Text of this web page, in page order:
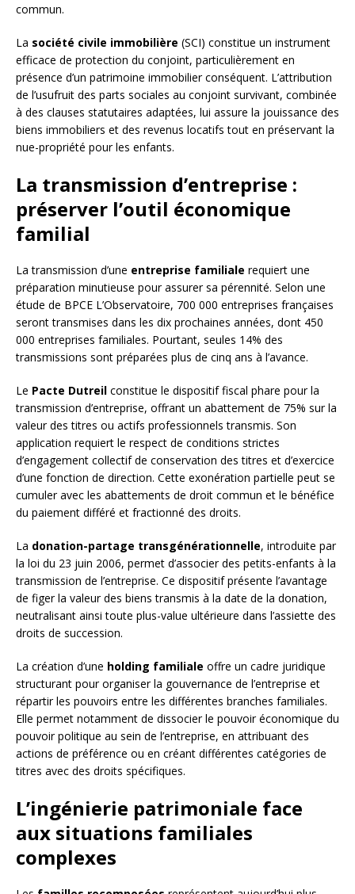
commun.
La société civile immobilière (SCI) constitue un instrument
efficace de protection du conjoint, particulièrement en
présence d’un patrimoine immobilier conséquent. L’attribution
de l’usufruit des parts sociales au conjoint survivant, combinée
à des clauses statutaires adaptées, lui assure la jouissance des
biens immobiliers et des revenus locatifs tout en préservant la
nue-propriété pour les enfants.
La transmission d’entreprise :
préserver l’outil économique
familial
La transmission d’une entreprise familiale requiert une
préparation minutieuse pour assurer sa pérennité. Selon une
étude de BPCE L’Observatoire, 700 000 entreprises françaises
seront transmises dans les dix prochaines années, dont 450
000 entreprises familiales. Pourtant, seules 14% des
transmissions sont préparées plus de cinq ans à l’avance.
Le Pacte Dutreil constitue le dispositif fiscal phare pour la
transmission d’entreprise, offrant un abattement de 75% sur la
valeur des titres ou actifs professionnels transmis. Son
application requiert le respect de conditions strictes
d’engagement collectif de conservation des titres et d’exercice
d’une fonction de direction. Cette exonération partielle peut se
cumuler avec les abattements de droit commun et le bénéfice
du paiement différé et fractionné des droits.
La donation-partage transgénérationnelle, introduite par
la loi du 23 juin 2006, permet d’associer des petits-enfants à la
transmission de l’entreprise. Ce dispositif présente l’avantage
de figer la valeur des biens transmis à la date de la donation,
neutralisant ainsi toute plus-value ultérieure dans l’assiette des
droits de succession.
La création d’une holding familiale offre un cadre juridique
structurant pour organiser la gouvernance de l’entreprise et
répartir les pouvoirs entre les différentes branches familiales.
Elle permet notamment de dissocier le pouvoir économique du
pouvoir politique au sein de l’entreprise, en attribuant des
actions de préférence ou en créant différentes catégories de
titres avec des droits spécifiques.
L’ingénierie patrimoniale face
aux situations familiales
complexes